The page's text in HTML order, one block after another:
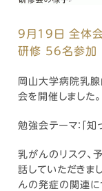
9月19日 全体
研修 56名参加
岡山大学病院乳
会を開催しました。
勉強会テーマ：「
乳がんのリスク、
話していただきま
んの発症の関連に